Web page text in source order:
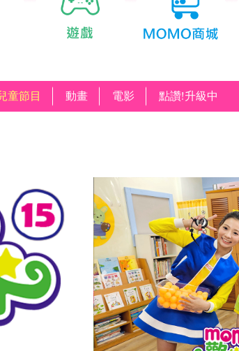
童節目 動畫 電影 點讚!升級中
Previous